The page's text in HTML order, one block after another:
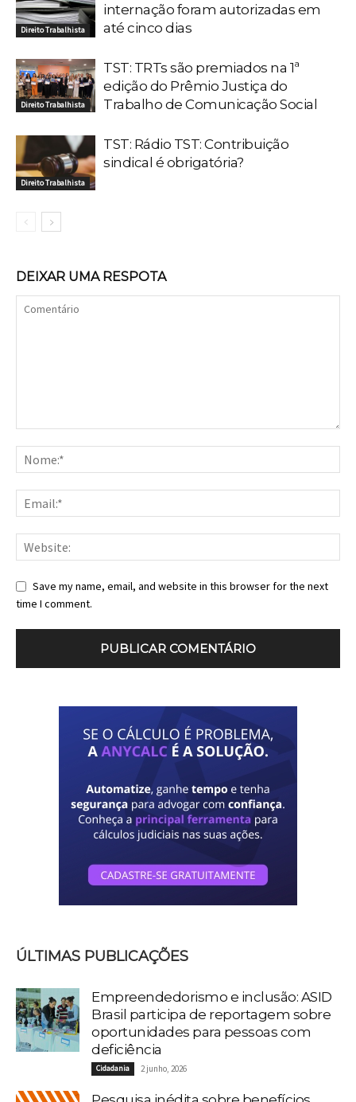
Direito Trabalhista
internação foram autorizadas em
até cinco dias
Direito Trabalhista
TST: TRTs são premiados na 1ª
edição do Prêmio Justiça do
Trabalho de Comunicação Social
Direito Trabalhista
TST: Rádio TST: Contribuição
sindical é obrigatória?
DEIXAR UMA RESPOTA
Save my name, email, and website in this browser for the next
time I comment.
ÚLTIMAS PUBLICAÇÕES
Empreendedorismo e inclusão: ASID
Brasil participa de reportagem sobre
oportunidades para pessoas com
deficiência
Cidadania 2 junho, 2026